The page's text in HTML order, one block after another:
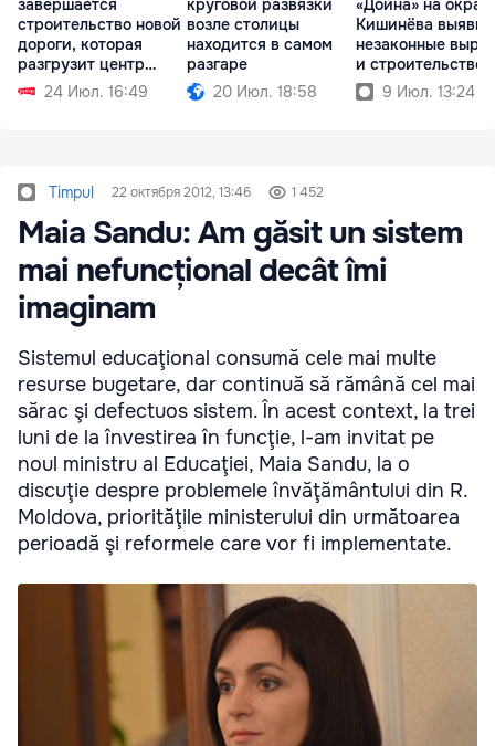
завершается
строительство новой
дороги, которая
разгрузит центр
города24 Июл. 16:49
круговой развязки
возле столицы
находится в самом
разгаре
20 Июл. 18:58
«Дойна» на
Кишинёва
незаконные
и строительство
9 Июл. 13:24
Timpul 22 октября 2012, 13:46 1 452
Maia Sandu: Am găsit un sistem
mai nefuncțional decât îmi
imaginam
Sistemul educaţional consumă cele mai multe
resurse bugetare, dar continuă să rămână cel mai
sărac şi defectuos sistem. În acest context, la trei
luni de la învestirea în funcţie, l-am invitat pe
noul ministru al Educaţiei, Maia Sandu, la o
discuţie despre problemele învăţământului din R.
Moldova, priorităţile ministerului din următoarea
perioadă şi reformele care vor fi implementate.